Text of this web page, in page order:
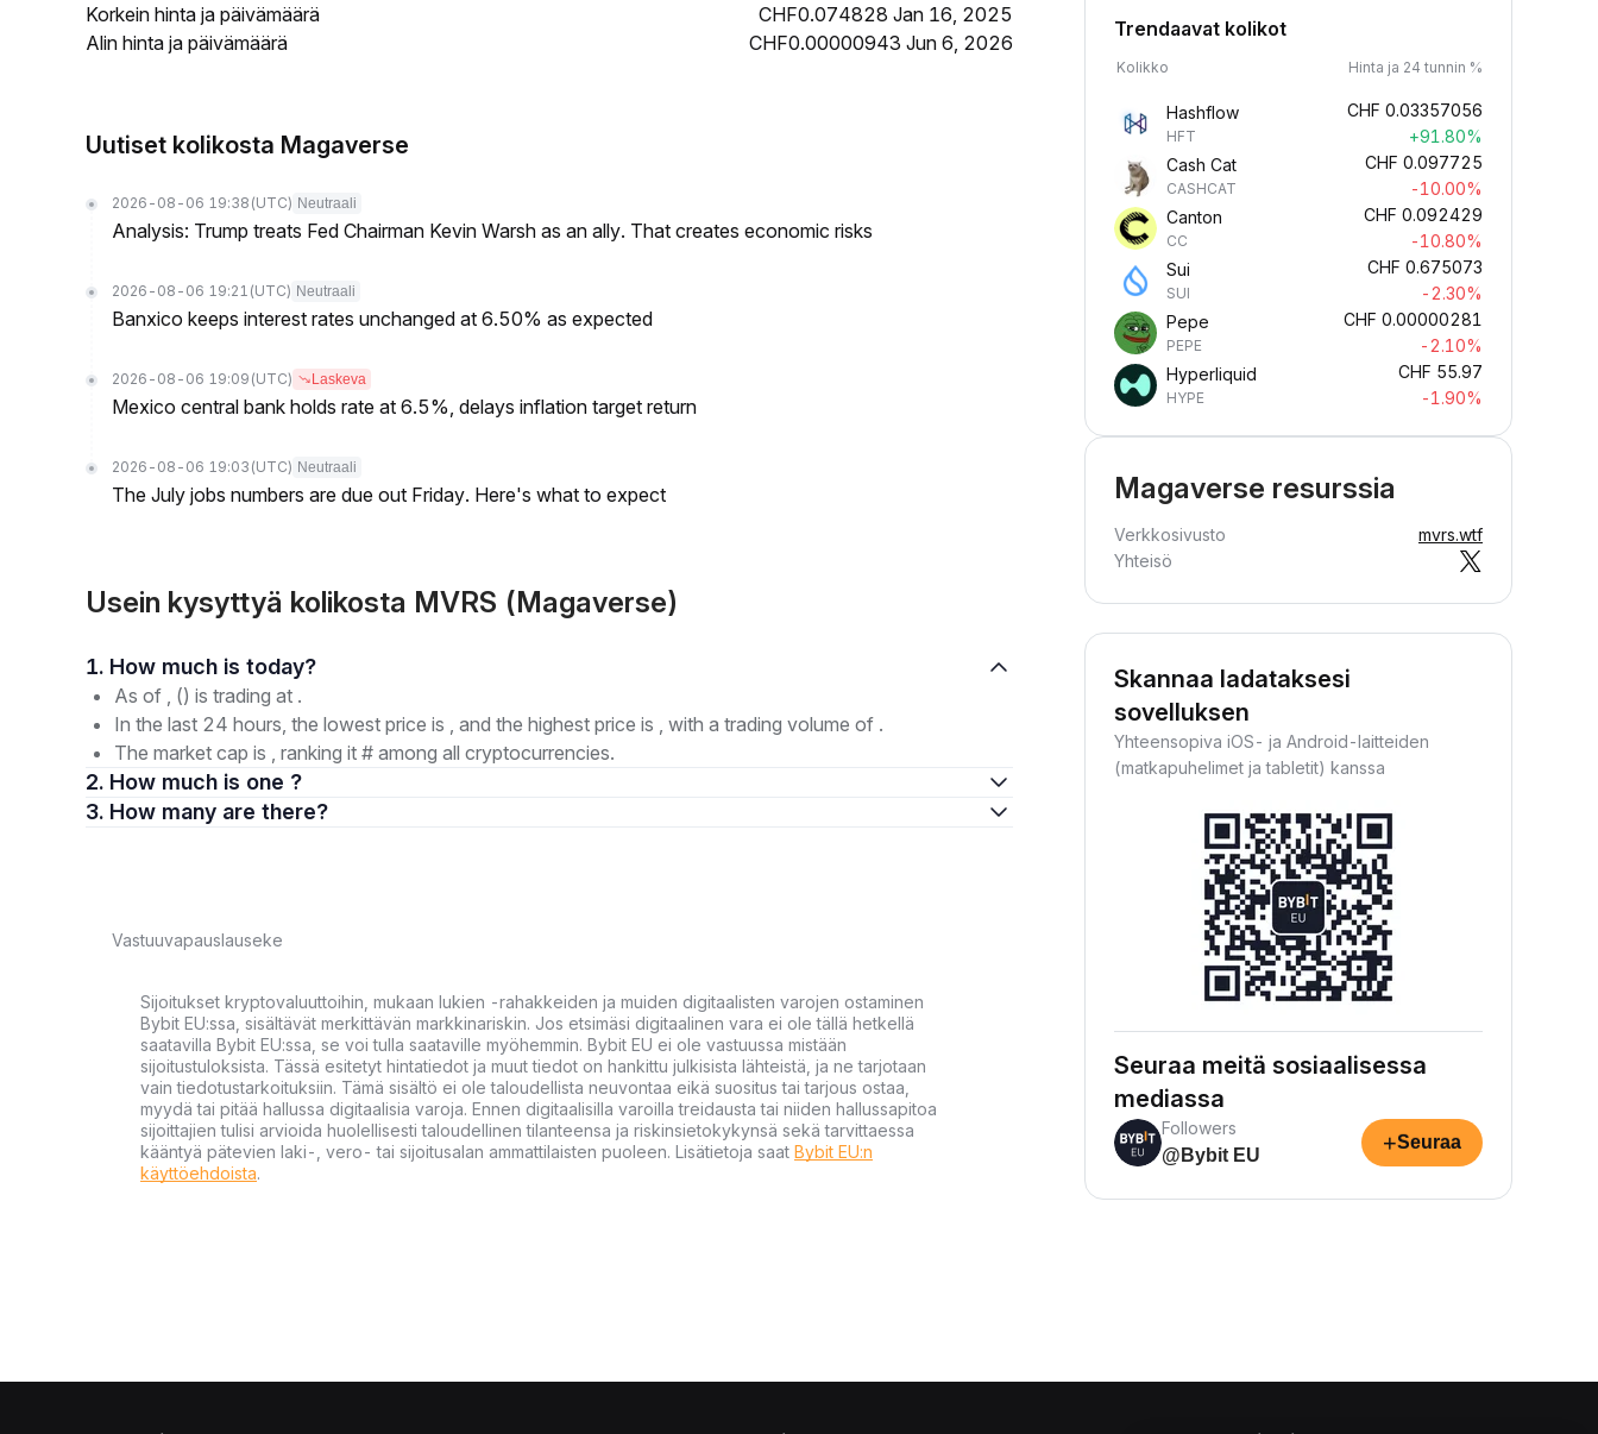
Korkein hinta ja päivämäärä
CHF0.074828 Jan 16, 2025
Alin hinta ja päivämäärä
CHF0.00000943 Jun 6, 2026
Uutiset kolikosta Magaverse
2026-08-06 19:38 (UTC) Neutraali
Analysis: Trump treats Fed Chairman Kevin Warsh as an ally. That creates economic risks
2026-08-06 19:21 (UTC) Neutraali
Banxico keeps interest rates unchanged at 6.50% as expected
2026-08-06 19:09 (UTC) Laskeva
Mexico central bank holds rate at 6.5%, delays inflation target return
2026-08-06 19:03 (UTC) Neutraali
The July jobs numbers are due out Friday. Here's what to expect
Usein kysyttyä kolikosta MVRS (Magaverse)
1. How much is today?
As of , () is trading at .
In the last 24 hours, the lowest price is , and the highest price is , with a trading volume of .
The market cap is , ranking it # among all cryptocurrencies.
2. How much is one ?
3. How many are there?
Vastuuvapauslauseke
Sijoitukset kryptovaluuttoihin, mukaan lukien -rahakkeiden ja muiden digitaalisten varojen ostaminen
Bybit EU:ssa, sisältävät merkittävän markkinariskin. Jos etsimäsi digitaalinen vara ei ole tällä hetkellä
saatavilla Bybit EU:ssa, se voi tulla saataville myöhemmin. Bybit EU ei ole vastuussa mistään
sijoitustuloksista. Tässä esitetyt hintatiedot ja muut tiedot on hankittu julkisista lähteistä, ja ne tarjotaan
vain tiedotustarkoituksiin. Tämä sisältö ei ole taloudellista neuvontaa eikä suositus tai tarjous ostaa,
myydä tai pitää hallussa digitaalisia varoja. Ennen digitaalisilla varoilla treidausta tai niiden hallussapitoa
sijoittajien tulisi arvioida huolellisesti taloudellinen tilanteensa ja riskinsietokykynsä sekä tarvittaessa
kääntyä pätevien laki-, vero- tai sijoitusalan ammattilaisten puoleen. Lisätietoja saat Bybit EU:n
käyttöehdoista.
Trendaavat kolikot
Kolikko Hinta ja 24 tunnin %
Hashflow
HFT
CHF 0.03357056
+91.80%
Cash Cat
CASHCAT
CHF 0.097725
-10.00%
Canton
CC
CHF 0.092429
-10.80%
Sui
SUI
CHF 0.675073
-2.30%
Pepe
PEPE
CHF 0.00000281
-2.10%
Hyperliquid
HYPE
CHF 55.97
-1.90%
Magaverse resurssia
Verkkosivusto
mvrs.wtf
Yhteisö
Skannaa ladataksesi
sovelluksen
Yhteensopiva iOS- ja Android-laitteiden
(matkapuhelimet ja tabletit) kanssa
Seuraa meitä sosiaalisessa
mediassa
Followers
@Bybit EU
+Seuraa